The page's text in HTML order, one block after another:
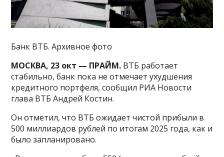
Банк ВТБ. Архивное фото
МОСКВА, 23 окт — ПРАЙМ. ВТБ работает
стабильно, банк пока не отмечает ухудшения
кредитного портфеля, сообщил РИА Новости
глава ВТБ Андрей Костин.
Он отметил, что ВТБ ожидает чистой прибыли в
500 миллиардов рублей по итогам 2025 года, как и
было запланировано.